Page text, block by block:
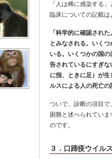
「人は稀に感染する
臨床についての記載
「科学的に確認され
とみなされる。いく
いる。いくつかの国
告されているにすぎ
に指、ときに足）が
ルスによる人の死亡
ついで、診断の項目
困難と述べられてい
のです。
３．口蹄疫ウイル